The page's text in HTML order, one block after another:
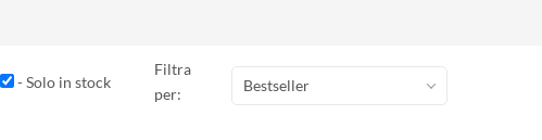
- Solo in stock
Filtra
per:
Bestseller